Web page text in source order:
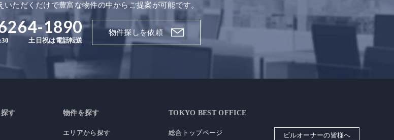
いただくだけで豊富な物件の中からご提案が可能です。
1890
土日祝は電話転送
物件探しを依頼
す 物件を探す
エリアから探す
TOKYO BEST OFFICE
総合トップページ
ビルオーナーの皆様へ